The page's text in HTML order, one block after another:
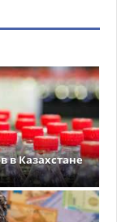
в Казахстане